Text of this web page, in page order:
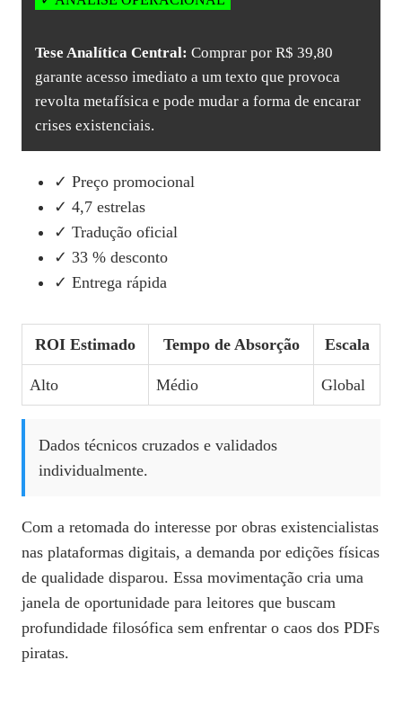
Tese Analítica Central: Comprar por R$ 39,80
garante acesso imediato a um texto que provoca
revolta metafísica e pode mudar a forma de encarar
crises existenciais.
✓ Preço promocional
✓ 4,7 estrelas
✓ Tradução oficial
✓ 33 % desconto
✓ Entrega rápida
ROI Estimado Tempo de Absorção Escala
Alto Médio Global
Dados técnicos cruzados e validados
individualmente.
Com a retomada do interesse por obras existencialistas
nas plataformas digitais, a demanda por edições físicas
de qualidade disparou. Essa movimentação cria uma
janela de oportunidade para leitores que buscam
profundidade filosófica sem enfrentar o caos dos PDFs
piratas.